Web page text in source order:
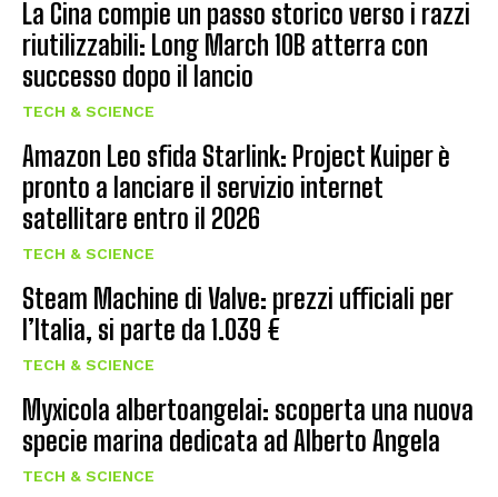
La Cina compie un passo storico verso i razzi
riutilizzabili: Long March 10B atterra con
successo dopo il lancio
TECH & SCIENCE
Amazon Leo sfida Starlink: Project Kuiper è
pronto a lanciare il servizio internet
satellitare entro il 2026
TECH & SCIENCE
Steam Machine di Valve: prezzi ufficiali per
l’Italia, si parte da 1.039 €
TECH & SCIENCE
Myxicola albertoangelai: scoperta una nuova
specie marina dedicata ad Alberto Angela
TECH & SCIENCE